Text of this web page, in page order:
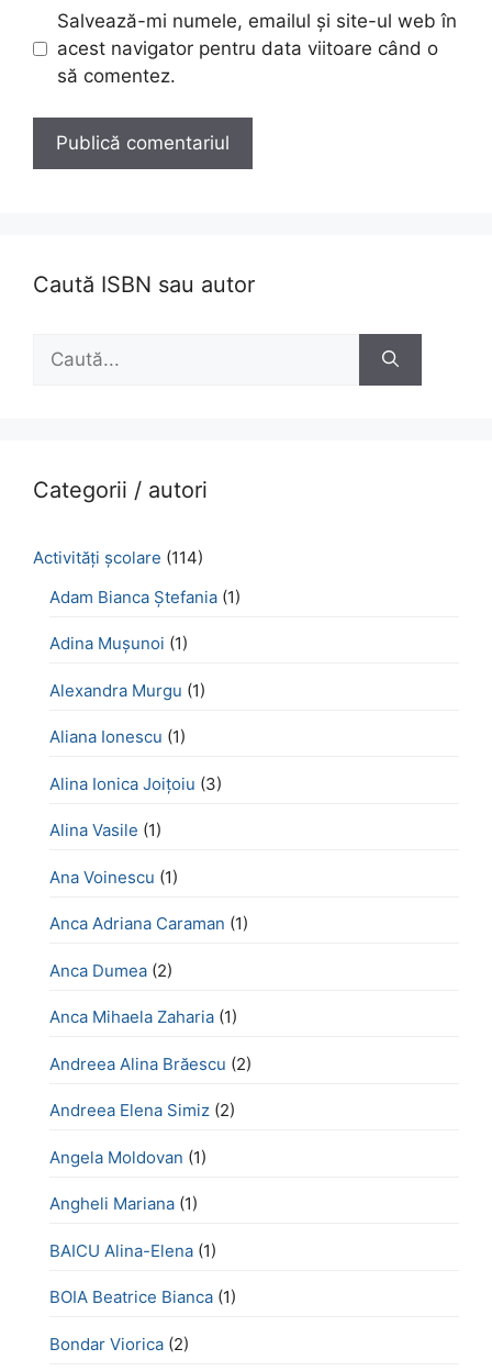
Salvează-mi numele, emailul și site-ul web în
acest navigator pentru data viitoare când o
să comentez.
Caută ISBN sau autor
Caută
Categorii / autori
Activităţi şcolare (114)
Adam Bianca Ștefania (1)
Adina Mușunoi (1)
Alexandra Murgu (1)
Aliana Ionescu (1)
Alina Ionica Joițoiu (3)
Alina Vasile (1)
Ana Voinescu (1)
Anca Adriana Caraman (1)
Anca Dumea (2)
Anca Mihaela Zaharia (1)
Andreea Alina Brăescu (2)
Andreea Elena Simiz (2)
Angela Moldovan (1)
Angheli Mariana (1)
BAICU Alina-Elena (1)
BOIA Beatrice Bianca (1)
Bondar Viorica (2)